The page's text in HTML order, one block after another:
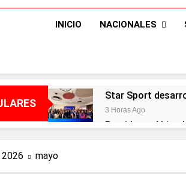
INICIO NACIONALES
Star Sport
3 Horas Ago
Presidente
2026 mayo